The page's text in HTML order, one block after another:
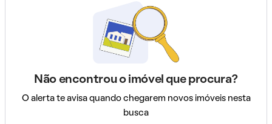
Não encontrou o imóvel que procura?
O alerta te avisa quando chegarem novos imóveis nesta
busca